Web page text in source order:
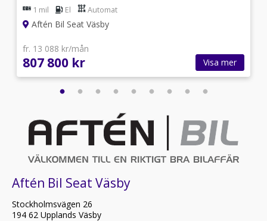
1 mil El Automat
Aftén Bil Seat Väsby
fr. 13 088 kr/mån
807 800 kr Visa mer
Aftén Bil Seat Väsby
Stockholmsvägen 26
194 62 Upplands Väsby